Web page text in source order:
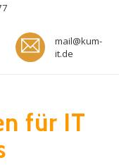
mail@kum-
it.de
für IT